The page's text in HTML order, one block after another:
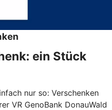
ein Stück
nur so: Verschenken
VR GenoBank DonauWald